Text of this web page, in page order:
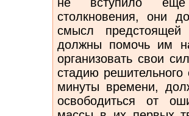
столкновения, они
смысл
должны помочь им
органи­зовать свои
стадию
минуты времени,
освободиться от